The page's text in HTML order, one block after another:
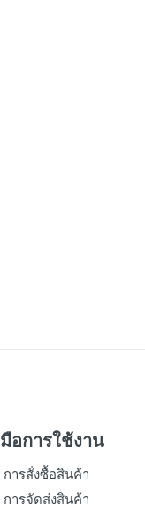
อการใช้งาน
การสั่งซื้อสินค้า
การจัดส่งสินค้า